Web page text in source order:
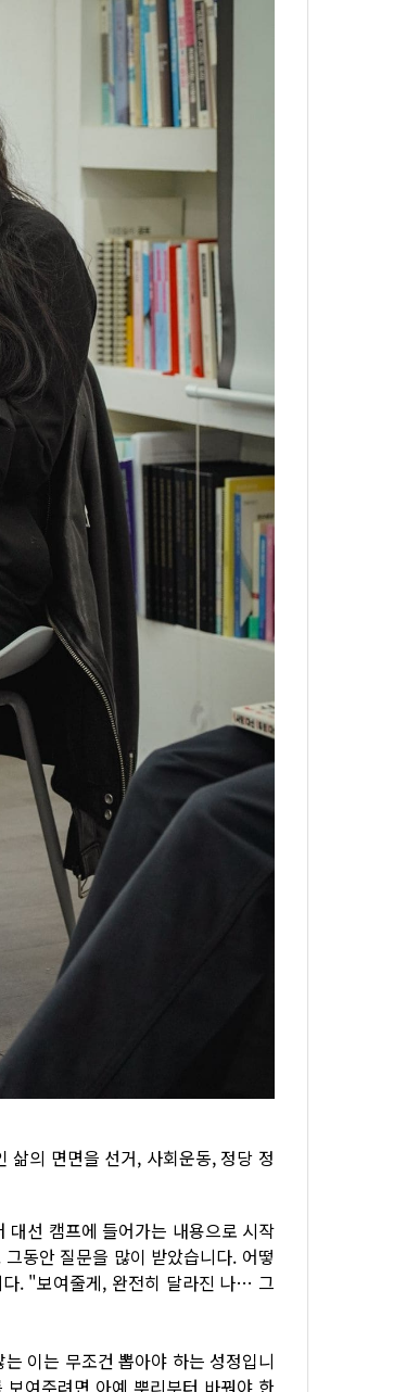
삶의 면면을 선거, 사회운동, 정당 정
대선 캠프에 들어가는 내용으로 시작
동안 질문을 많이 받았습니다. 어떻
. "보여줄게, 완전히 달라진 나… 그
이는 무조건 뽑아야 하는 성정입니
여주려면 아예 뿌리부터 바꿔야 한